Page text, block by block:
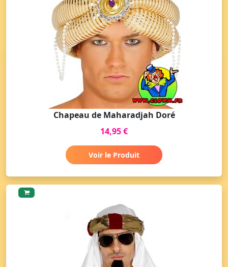
Chapeau de Maharadjah Doré
14,95 €
Voir le Produit